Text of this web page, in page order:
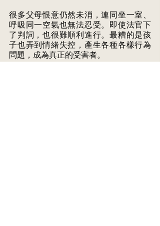
很多父母恨意仍然未消，連同坐一室、
呼吸同一空氣也無法忍受。即使法官下
了判詞，也很難順利進行。最糟的是孩
子也弄到情緒失控，產生各種各樣行為
問題，成為真正的受害者。